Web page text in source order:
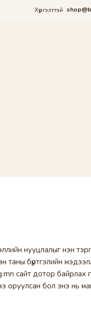
Хүргэлттэй
нууцлалыг нэн
таны бүртгэлийн
сайт дотор
оруулсан бол энэ нь